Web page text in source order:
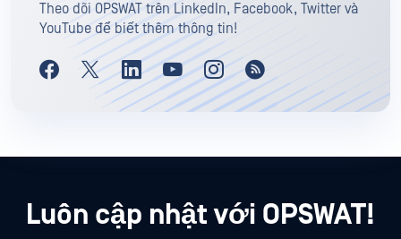
Theo dõi OPSWAT trên LinkedIn, Facebook, Twitter và
YouTube để biết thêm thông tin!
Luôn cập nhật với OPSWAT!